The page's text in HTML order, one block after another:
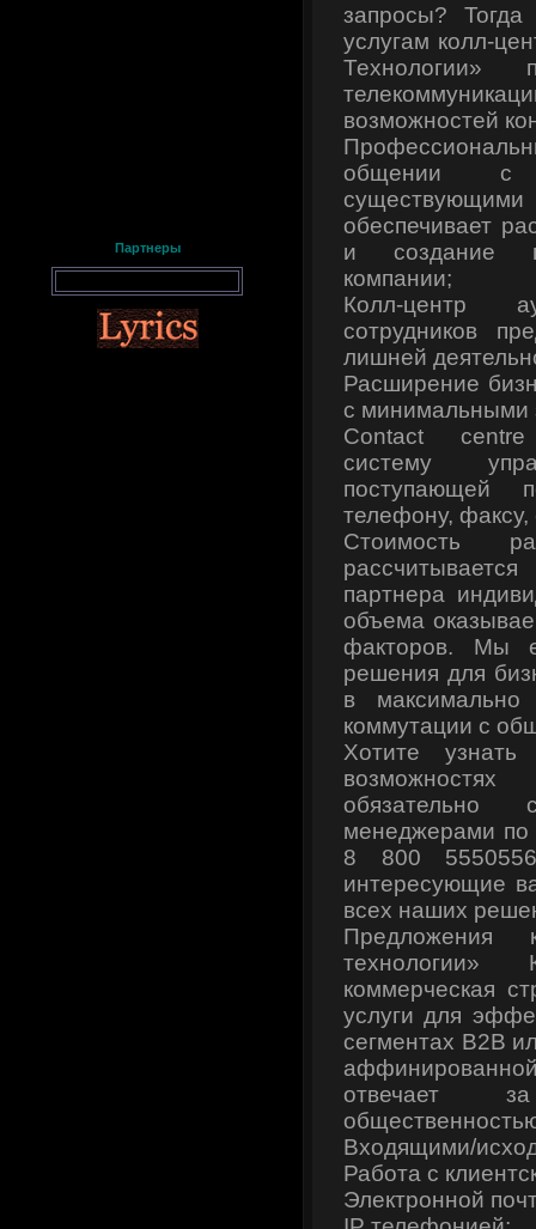
Партнеры
запросы?
услугам колл-
Технологии»
возможностей
общении с
обеспечивает
и создание
компании;
Колл-центр
сотрудников
лишней
Расширение
с минимальными
Contact
систему
телефону, факсу,
Стоимость
партнера
объема
факторов. Мы
решения для
в
коммутации с
Хотите
менеджерами по
8 800
интересующие
всех наших
Предложения
технологии»
коммерческая
услуги для
сегментах B2B
отвечает
Входящими/
Работа с
Электронной